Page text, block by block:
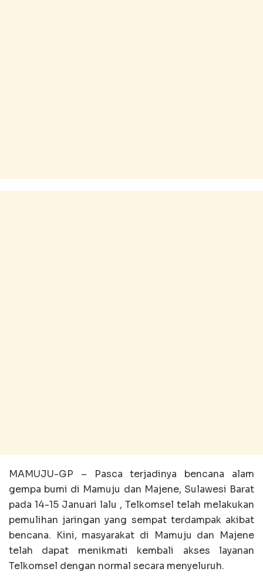
MAMUJU-GP – Pasca terjadinya bencana alam
gempa bumi di Mamuju dan Majene, Sulawesi Barat
pada 14-15 Januari lalu , Telkomsel telah melakukan
pemulihan jaringan yang sempat terdampak akibat
bencana. Kini, masyarakat di Mamuju dan Majene
telah dapat menikmati kembali akses layanan
Telkomsel dengan normal secara menyeluruh.